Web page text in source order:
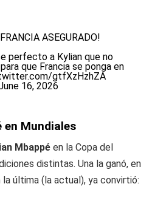
ASEGURADO!
perfecto a Kylian que no
que Francia se ponga en
gtfXzHzhZA
16, 2026
en Mundiales
Mbappé en la Copa del
distintas. Una la ganó, en
última (la actual), ya convirtió: